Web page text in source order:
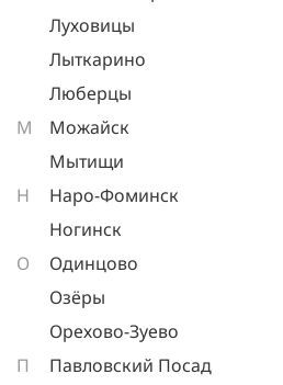
Луховицы
Лыткарино
Люберцы
М
Можайск
Мытищи
Н
Наро-Фоминск
Ногинск
О
Одинцово
Озёры
Орехово-Зуево
П
Павловский Посад